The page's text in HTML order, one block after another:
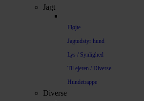
Jagt
Fløjte
Jagtudstyr hund
Lys / Synlighed
Til ejeren / Diverse
Hundetrappe
Diverse